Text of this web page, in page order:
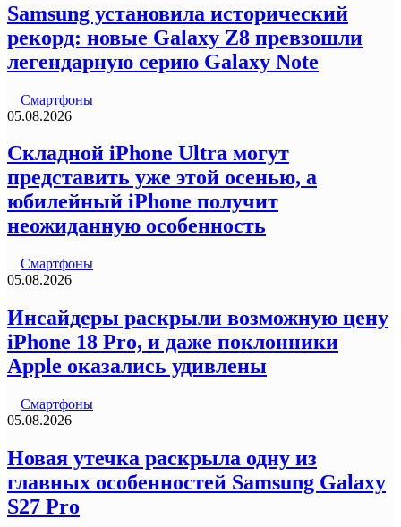
Samsung установила исторический
рекорд: новые Galaxy Z8 превзошли
легендарную серию Galaxy Note
Смартфоны
05.08.2026
Складной iPhone Ultra могут
представить уже этой осенью, а
юбилейный iPhone получит
неожиданную особенность
Смартфоны
05.08.2026
Инсайдеры раскрыли возможную цену
iPhone 18 Pro, и даже поклонники
Apple оказались удивлены
Смартфоны
05.08.2026
Новая утечка раскрыла одну из
главных особенностей Samsung Galaxy
S27 Pro